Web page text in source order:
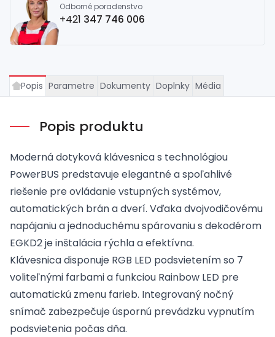
Odborné poradenstvo
+421 347 746 006
Popis Parametre Dokumenty Doplnky Média
Popis produktu
Moderná dotyková klávesnica s technológiou
PowerBUS predstavuje elegantné a spoľahlivé
riešenie pre ovládanie vstupných systémov,
automatických brán a dverí. Vďaka dvojvodičovému
napájaniu a jednoduchému spárovaniu s dekodérom
EGKD2 je inštalácia rýchla a efektívna.
Klávesnica disponuje RGB LED podsvietením so 7
voliteľnými farbami a funkciou Rainbow LED pre
automatickú zmenu farieb. Integrovaný nočný
snímač zabezpečuje úspornú prevádzku vypnutím
podsvietenia počas dňa.